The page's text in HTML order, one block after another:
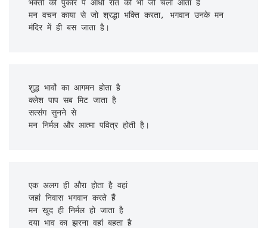
भक्तों की पुकार पे आधी रात को भी जो चला आता है
मन वचन काया से जो श्रद्धा भक्ति करता, भगवान उनके मन
मंदिर में ही बस जाता है।
शुद्ध भावों का आगमन होता है
क्लेश पाप सब मिट जाता है
सत्संग सुनने से
मन निर्मल और आत्मा पवित्र होती है।
एक अलग ही औरा होता है वहां
जहां निवास भगवान करते हैं
मन खुद ही निर्मल हो जाता है
दया भाव का झरना वहां बहता है